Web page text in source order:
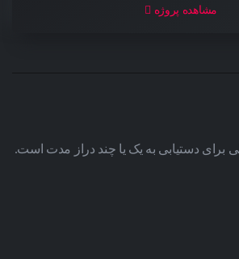
مشاهده پروژه
برای دستیابی به یک یا چند دراز مدت است.